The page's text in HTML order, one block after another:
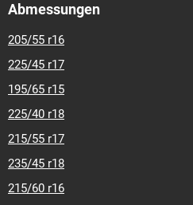
Abmessungen
205/55 r16
225/45 r17
195/65 r15
225/40 r18
215/55 r17
235/45 r18
215/60 r16